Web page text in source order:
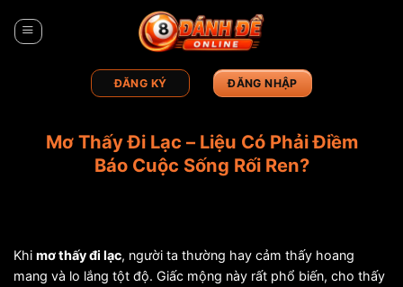
qua
ĐĂNG KÝ ĐĂNG NHẬP
Mơ Thấy Đi Lạc – Liệu Có Phải Điềm
Báo Cuộc Sống Rối Ren?
Khi mơ thấy đi lạc, người ta thường hay cảm thấy hoang
mang và lo lắng tột độ. Giấc mộng này rất phổ biến, cho thấy